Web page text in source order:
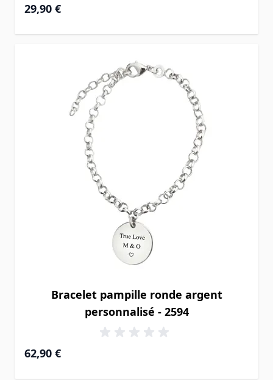
29,90 €
Bracelet pampille ronde argent
personnalisé - 2594
62,90 €